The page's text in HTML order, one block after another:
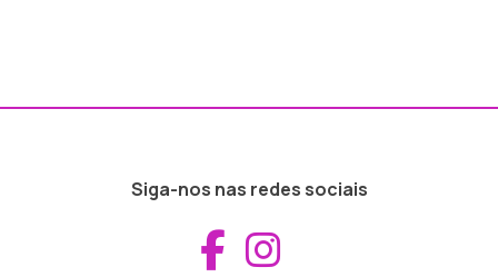
Siga-nos nas redes sociais
Aceder ao